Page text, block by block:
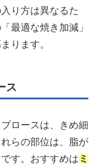
り方は異なるた
最適な焼き加減」
ります。
ス
ロースは、きめ細
らの部位は、脂が
す。おすすめは ミ